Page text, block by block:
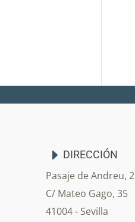
DIRECCIÓN
Pasaje de Andreu, 2
C/ Mateo Gago, 35
41004 - Sevilla